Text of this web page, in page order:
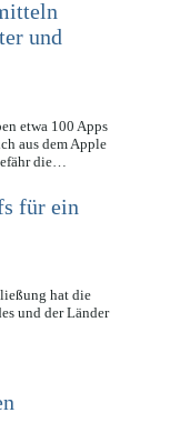
und
etwa 100 Apps
aus dem Apple
für ein
hat die
und der Länder